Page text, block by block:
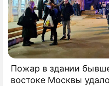
Пожар в здании
востоке Москвы